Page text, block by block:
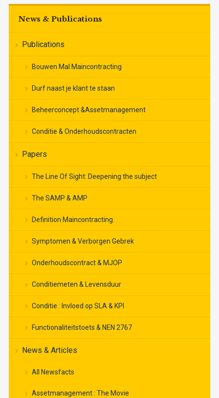
News & Publications
Publications
Bouwen Mal Maincontracting
Durf naast je klant te staan
Beheerconcept &Assetmanagement
Conditie & Onderhoudscontracten
Papers
The Line Of Sight: Deepening the subject
The SAMP & AMP
Definition Maincontracting
Symptomen & Verborgen Gebrek
Onderhoudscontract & MJOP
Conditiemeten & Levensduur
Conditie : Invloed op SLA & KPI
Functionaliteitstoets & NEN 2767
News & Articles
All Newsfacts
Assetmanagement : The Movie